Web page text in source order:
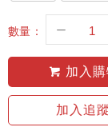
數量：
加入
加入追蹤